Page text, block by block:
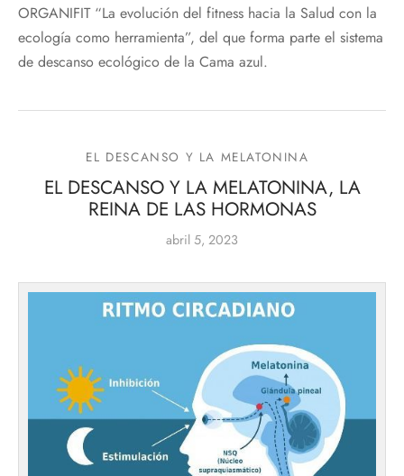
ORGANIFIT “La evolución del fitness hacia la Salud con la
ecología como herramienta”, del que forma parte el sistema
de descanso ecológico de la Cama azul.
EL DESCANSO Y LA MELATONINA
EL DESCANSO Y LA MELATONINA, LA
REINA DE LAS HORMONAS
abril 5, 2023